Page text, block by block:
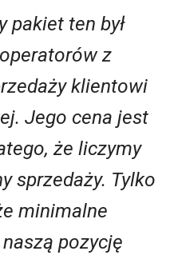
pakiet ten był
z
klientowi
Jego cena jest
że liczymy
sprzedaży. Tylko
minimalne
pozycję